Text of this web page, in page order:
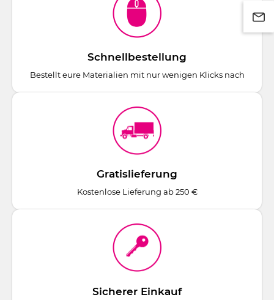
Schnellbestellung
Bestellt eure Materialien mit nur wenigen Klicks nach
Gratislieferung
Kostenlose Lieferung ab 250 €
Sicherer Einkauf